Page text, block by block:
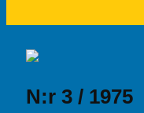
N:r 3 / 1975